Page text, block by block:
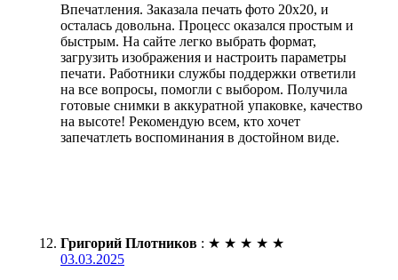
Впечатления. Заказала печать фото 20х20, и
осталась довольна. Процесс оказался простым и
быстрым. На сайте легко выбрать формат,
загрузить изображения и настроить параметры
печати. Работники службы поддержки ответили
на все вопросы, помогли с выбором. Получила
готовые снимки в аккуратной упаковке, качество
на высоте! Рекомендую всем, кто хочет
запечатлеть воспоминания в достойном виде.
Григорий Плотников : ★ ★ ★ ★ ★
03.03.2025